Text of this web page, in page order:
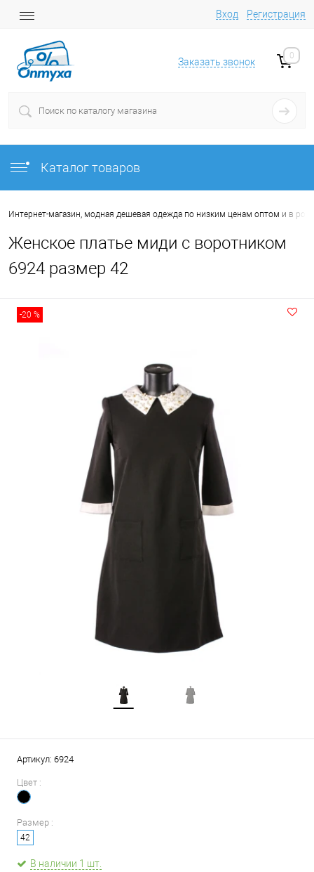
Вход Регистрация
Заказать звонок
0
Каталог товаров
Интернет-магазин, модная дешевая одежда по низким ценам оптом и в
Женское платье миди с воротником
6924 размер 42
-20 %
Артикул: 6924
Цвет :
Размер :
42
В наличии 1 шт.